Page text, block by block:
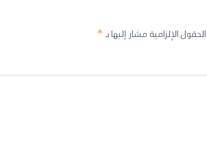
الحقول الإلزامية مشار إليها بـ *